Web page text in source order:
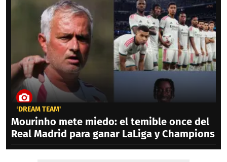
‘DREAM TEAM'
Mourinho mete miedo: el temible once del
Real Madrid para ganar LaLiga y Champions